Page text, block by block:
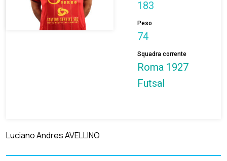
183
Peso
74
Squadra corrente
Roma 1927
Futsal
Luciano Andres AVELLINO